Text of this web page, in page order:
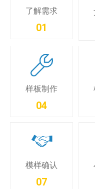
了解需求
01
样板制作
04
模样确认
07